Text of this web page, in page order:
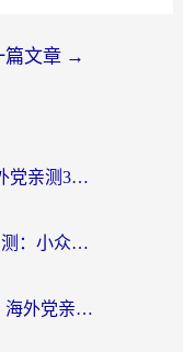
篇文章 →
雷神手游和sixfast哪个好？海外党亲测3款回国加速器，教你选对不踩坑
穿梭和快喵好用吗？海外党亲测：小众加速器对比+番茄加速器深度体验
云极和Unblock Youku好用吗？海外党亲测+2026回国加速器避坑指南